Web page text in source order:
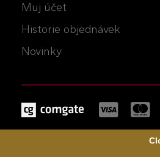
Muj účet
Historie objednávek
Novinky